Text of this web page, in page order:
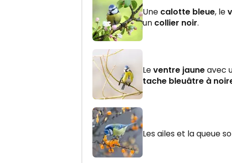
Une calotte bleue, le
un collier noir.
Leventre jauneavec
tache bleuâtre à
Les ailes et la queue